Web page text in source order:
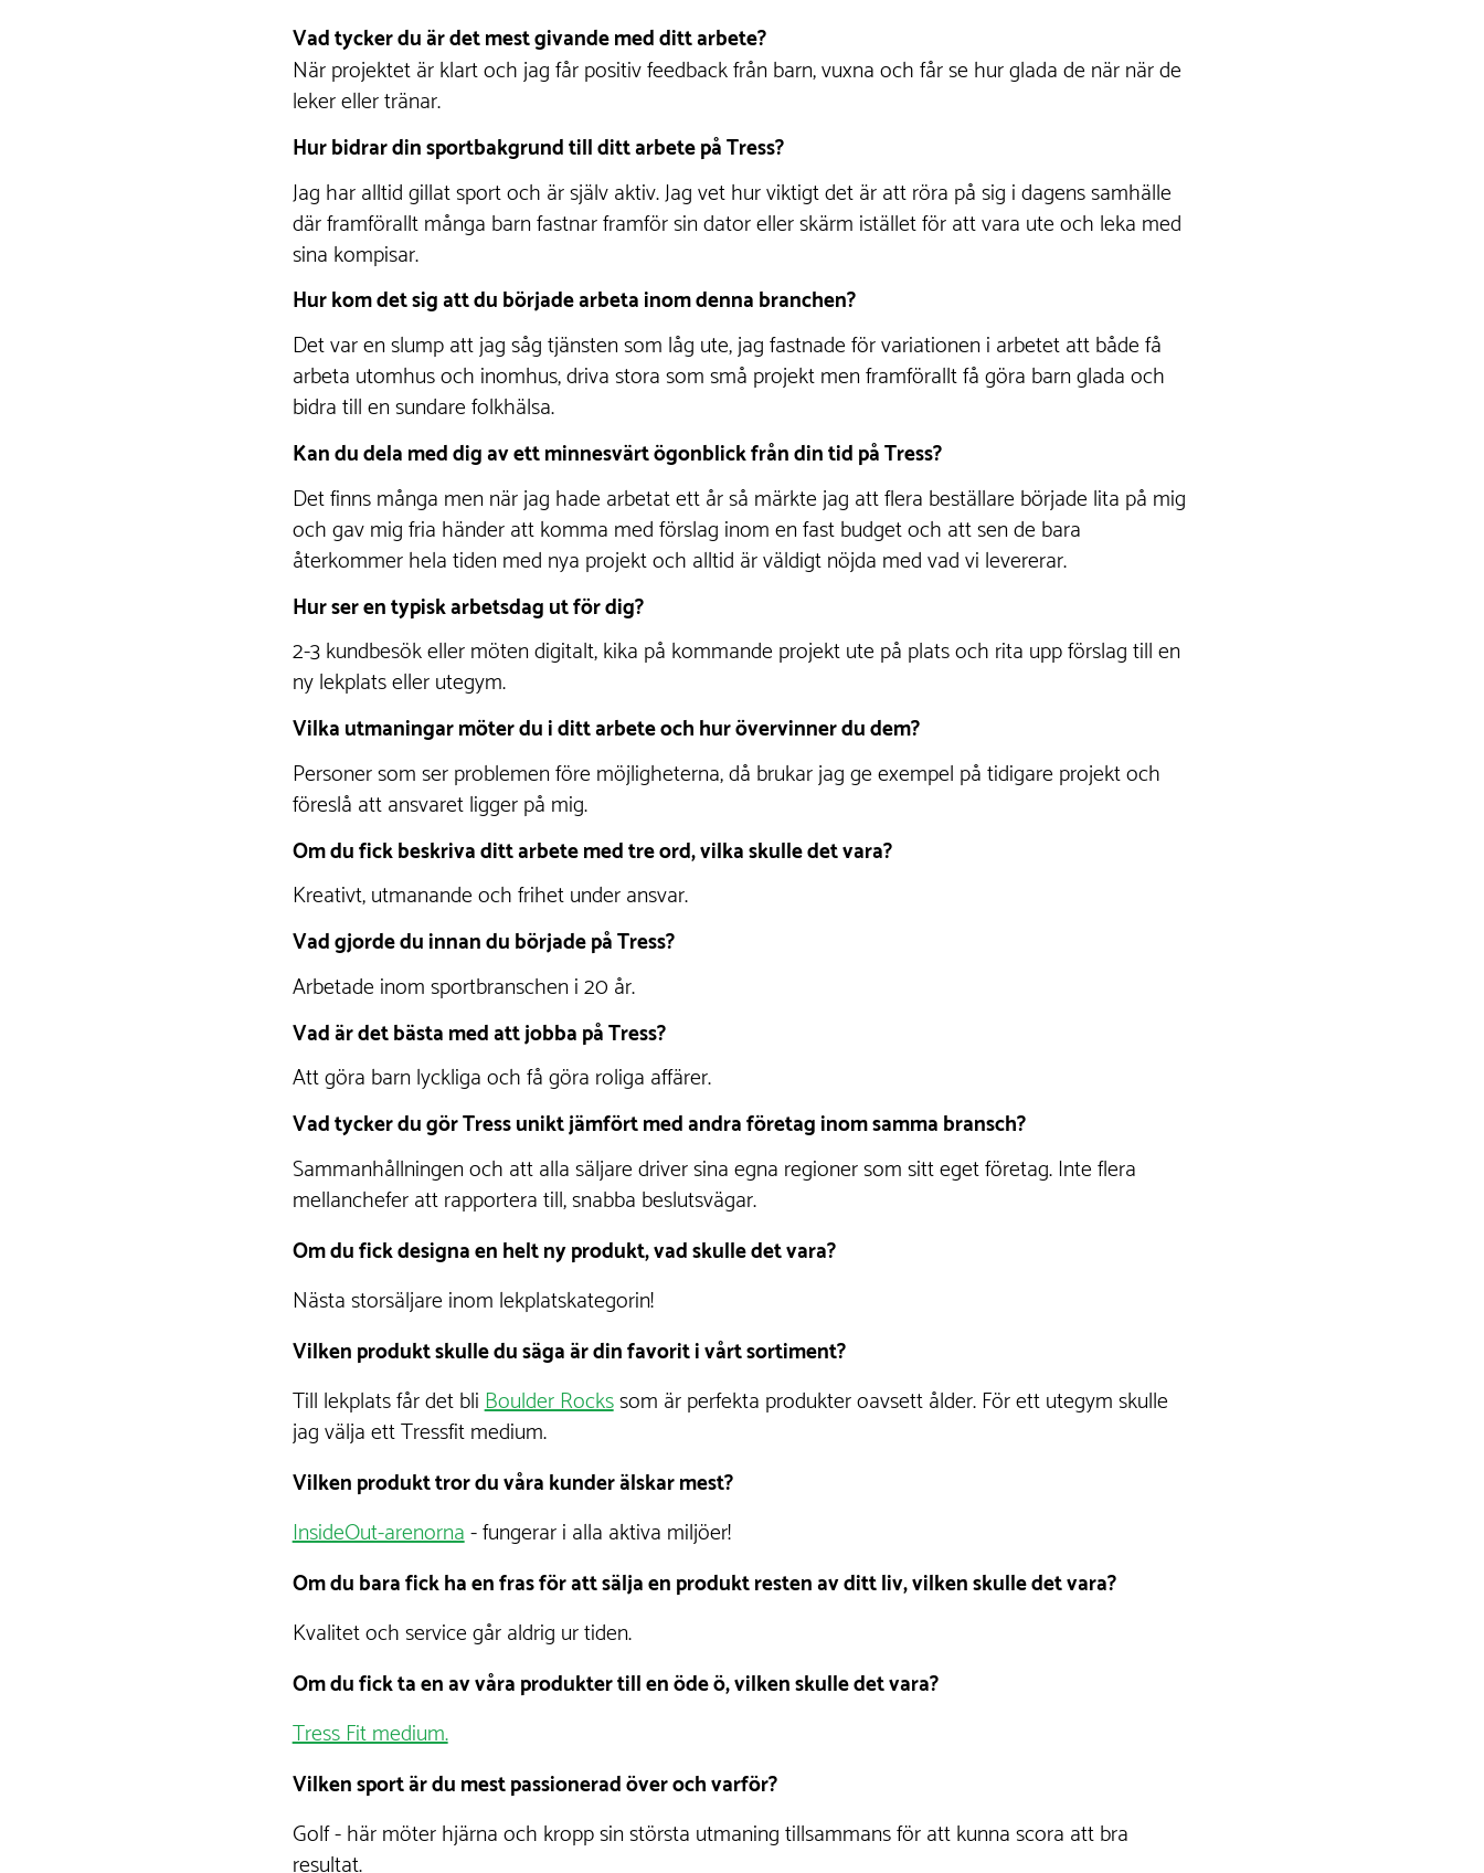
Vad tycker du är det mest givande med ditt arbete?
När projektet är klart och jag får positiv feedback från barn, vuxna och får se hur glada de när när de
leker eller tränar.
Hur bidrar din sportbakgrund till ditt arbete på Tress?
Jag har alltid gillat sport och är själv aktiv. Jag vet hur viktigt det är att röra på sig i dagens samhälle
där framförallt många barn fastnar framför sin dator eller skärm istället för att vara ute och leka med
sina kompisar.
Hur kom det sig att du började arbeta inom denna branchen?
Det var en slump att jag såg tjänsten som låg ute, jag fastnade för variationen i arbetet att både få
arbeta utomhus och inomhus, driva stora som små projekt men framförallt få göra barn glada och
bidra till en sundare folkhälsa.
Kan du dela med dig av ett minnesvärt ögonblick från din tid på Tress?
Det finns många men när jag hade arbetat ett år så märkte jag att flera beställare började lita på mig
och gav mig fria händer att komma med förslag inom en fast budget och att sen de bara
återkommer hela tiden med nya projekt och alltid är väldigt nöjda med vad vi levererar.
Hur ser en typisk arbetsdag ut för dig?
2-3 kundbesök eller möten digitalt, kika på kommande projekt ute på plats och rita upp förslag till en
ny lekplats eller utegym.
Vilka utmaningar möter du i ditt arbete och hur övervinner du dem?
Personer som ser problemen före möjligheterna, då brukar jag ge exempel på tidigare projekt och
föreslå att ansvaret ligger på mig.
Om du fick beskriva ditt arbete med tre ord, vilka skulle det vara?
Kreativt, utmanande och frihet under ansvar.
Vad gjorde du innan du började på Tress?
Arbetade inom sportbranschen i 20 år.
Vad är det bästa med att jobba på Tress?
Att göra barn lyckliga och få göra roliga affärer.
Vad tycker du gör Tress unikt jämfört med andra företag inom samma bransch?
Sammanhållningen och att alla säljare driver sina egna regioner som sitt eget företag. Inte flera
mellanchefer att rapportera till, snabba beslutsvägar.
Om du fick designa en helt ny produkt, vad skulle det vara?
Nästa storsäljare inom lekplatskategorin!
Vilken produkt skulle du säga är din favorit i vårt sortiment?
Till lekplats får det bliBoulder Rockssom är perfekta produkter oavsett ålder. För ett utegym skulle
jag välja ett Tressfit medium.
Vilken produkt tror du våra kunder älskar mest?
InsideOut-arenorna- fungerar i alla aktiva miljöer!
Om du bara fick ha en fras för att sälja en produkt resten av ditt liv, vilken skulle det vara?
Kvalitet och service går aldrig ur tiden.
Om du fick ta en av våra produkter till en öde ö, vilken skulle det vara?
Tress Fit medium.
Vilken sport är du mest passionerad över och varför?
Golf - här möter hjärna och kropp sin största utmaning tillsammans för att kunna scora att bra